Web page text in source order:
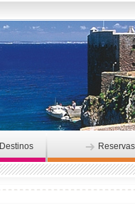
Destinos Reservas